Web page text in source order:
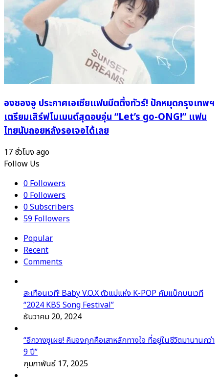
องซองอู ประกาศเอเชียแฟนมีตติ้งทัวร์! ปักหมุดกรุงเทพฯ
เตรียมเสิร์ฟโมเมนต์สุดอบอุ่น “Let’s go-ONG!” แฟน
ไทยนับถอยหลังรอเจอได้เลย
17 ชั่วโมง ago
Follow Us
0Followers
0Followers
0Subscribers
59Followers
Popular
Recent
Comments
สะเทือนเวที! Baby V.O.X ตัวแม่แห่ง K-POP คัมแบ็กบนเวที
“2024 KBS Song Festival”
ธันวาคม 20, 2024
“อีกวางซูเผย! คิมจงกุกคือเสาหลักทางใจ ที่อยู่ในชีวิตมานานกว่า
9 ปี”
กุมภาพันธ์ 17, 2025